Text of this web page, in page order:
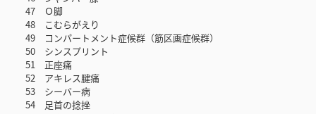
47 Ｏ脚
48 こむらがえり
49 コンパートメント症候群（筋区画症候群）
50 シンスプリント
51 正座痛
52 アキレス腱痛
53 シーバー病
54 足首の捻挫